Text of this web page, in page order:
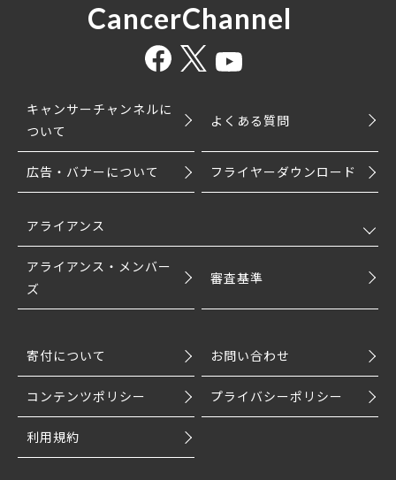
CancerChannel
キャンサーチャンネルに
ついて
よくある質問
広告・バナーについて フライヤーダウンロード
アライアンス
アライアンス・メンバー
ズ
審査基準
寄付について お問い合わせ
コンテンツポリシー プライバシーポリシー
利用規約